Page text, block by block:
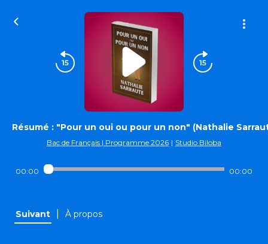
Résumé : "Pour un oui ou pour un non" (Nathalie
Bac de Français | Programme 2026 | Studio Biloba
00:00 00:00
Suivant À propos